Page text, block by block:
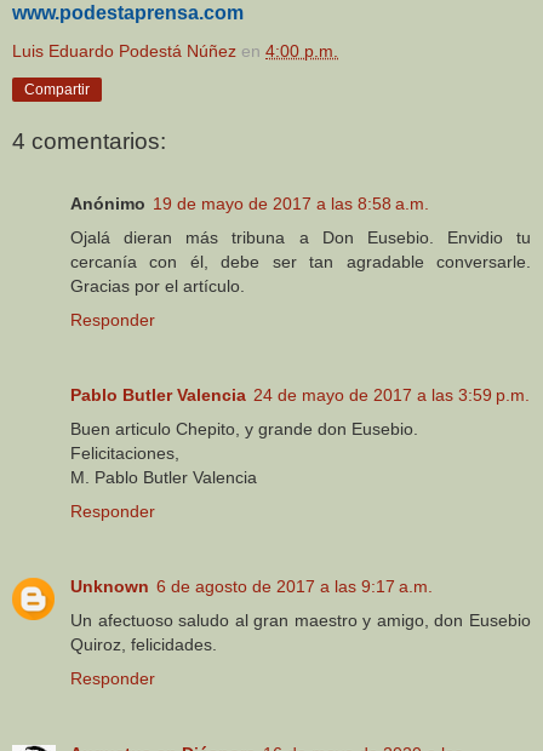
www.podestaprensa.com
Luis Eduardo Podestá Núñez en 4:00 p.m.
Compartir
4 comentarios:
Anónimo 19 de mayo de 2017 a las 8:58 a.m.
Ojalá dieran más tribuna a Don Eusebio. Envidio tu
cercanía con él, debe ser tan agradable conversarle.
Gracias por el artículo.
Responder
Pablo Butler Valencia 24 de mayo de 2017 a las 3:59 p.m.
Buen articulo Chepito, y grande don Eusebio.
Felicitaciones,
M. Pablo Butler Valencia
Responder
Unknown 6 de agosto de 2017 a las 9:17 a.m.
Un afectuoso saludo al gran maestro y amigo, don Eusebio
Quiroz, felicidades.
Responder